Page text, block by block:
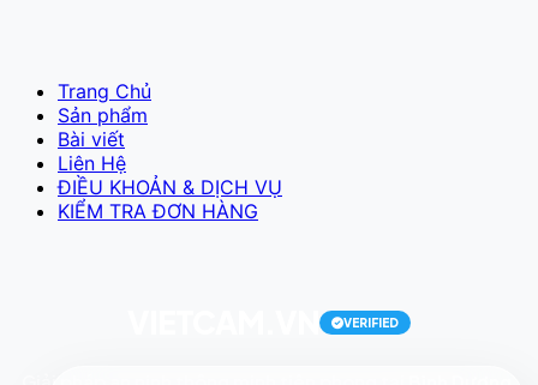
Trang Chủ
Sản phẩm
Bài viết
Liên Hệ
ĐIỀU KHOẢN & DỊCH VỤ
KIỂM TRA ĐƠN HÀNG
VERIFIED